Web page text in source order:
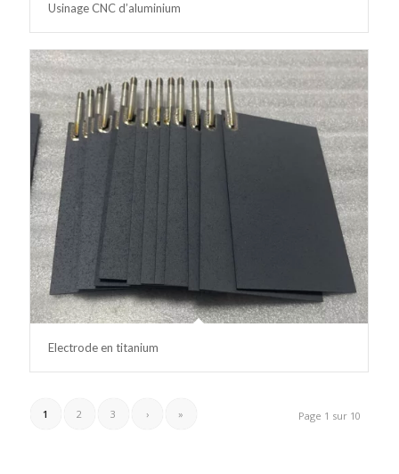
Usinage CNC d’aluminium
Electrode en titanium
Page 1 sur 10
1 2 3 › »